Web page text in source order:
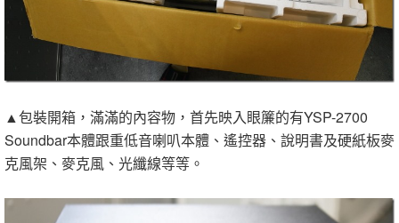
▲包裝開箱，滿滿的內容物，首先映入眼簾的有YSP-2700
Soundbar本體跟重低音喇叭本體、遙控器、說明書及硬紙板麥
克風架、麥克風、光纖線等等。